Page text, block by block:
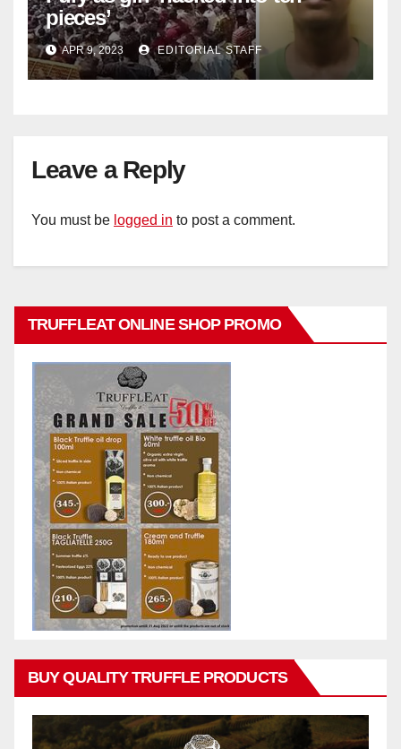
pieces’
APR 9, 2023 EDITORIAL STAFF
Leave a Reply
You must be logged in to post a comment.
TRUFFLEAT ONLINE SHOP PROMO
BUY QUALITY TRUFFLE PRODUCTS